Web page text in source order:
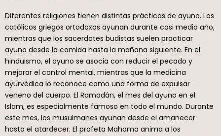
Diferentes religiones tienen distintas prácticas de ayuno. Los
católicos griegos ortodoxos ayunan durante casi medio año,
mientras que los sacerdotes budistas suelen practicar
ayuno desde la comida hasta la mañana siguiente. En el
hinduismo, el ayuno se asocia con reducir el pecado y
mejorar el control mental, mientras que la medicina
ayurvédica lo reconoce como una forma de expulsar
veneno del cuerpo. El Ramadán, el mes del ayuno en el
Islam, es especialmente famoso en todo el mundo. Durante
este mes, los musulmanes ayunan desde el amanecer
hasta el atardecer. El profeta Mahoma anima a los